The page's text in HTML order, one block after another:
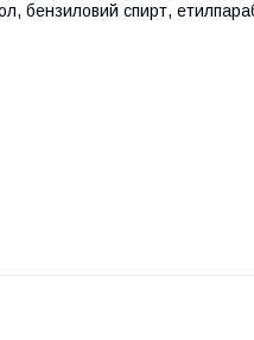
бензиловий спирт,